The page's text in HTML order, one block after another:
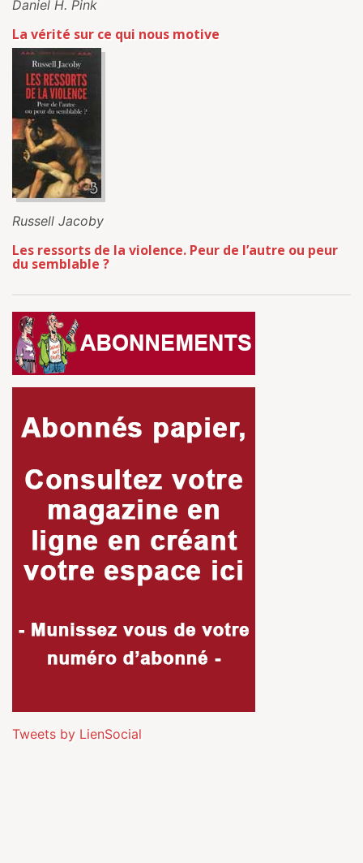
Daniel H. Pink
La vérité sur ce qui nous motive
Russell Jacoby
Les ressorts de la violence. Peur de l’autre ou peur
du semblable ?
Tweets by LienSocial